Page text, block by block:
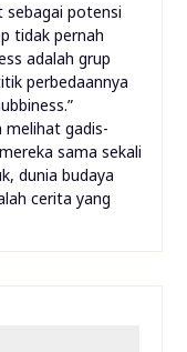
sebagai potensi
tidak pernah
adalah grup
perbedaannya
melihat gadis-
sama sekali
dunia budaya
cerita yang